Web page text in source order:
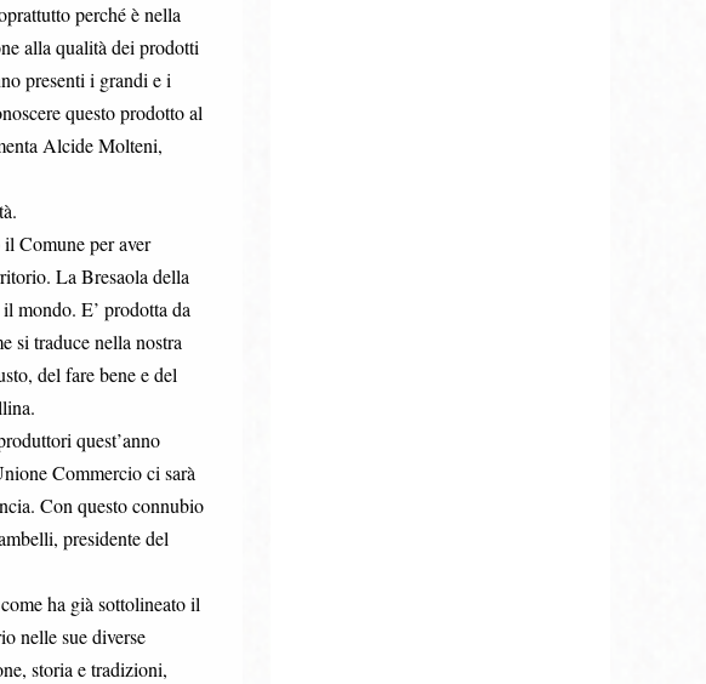
perché è nella
alla qualità dei prodotti
presenti i grandi e i
questo prodotto al
Alcide Molteni,
Comune per aver
La Bresaola della
mondo. E’ prodotta da
si traduce nella nostra
del fare bene e del
quest’anno
Commercio ci sarà
Con questo connubio
presidente del
ha già sottolineato il
nelle sue diverse
storia e tradizioni,